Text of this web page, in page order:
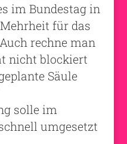
im Bundestag in
für das
rechne man
nicht blockiert
Säule
solle im
umgesetzt